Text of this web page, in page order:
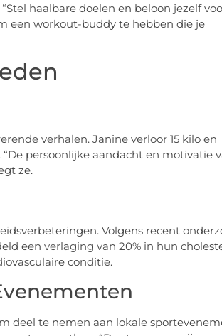
haalbare doelen en beloon jezelf
een workout-buddy te hebben die je
verhalen. Janine verloor 15 kilo en
persoonlijke aandacht en motivatie
ze.
Volgens recent
een verlaging van 20% in hun
conditie.
deel te nemen aan lokale